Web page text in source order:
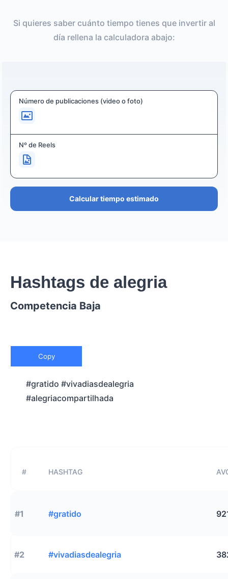
Si quieres saber cuánto tiempo tienes que invertir al
día rellena la calculadora abajo:
Número de publicaciones (video o foto)
Nº de Reels
Calcular tiempo estimado
Hashtags de alegria
Competencia Baja
Copy
#gratido #vivadiasdealegria
#alegriacompartilhada
# HASHTAG
#1 #gratido
#2 #vivadiasdealegria